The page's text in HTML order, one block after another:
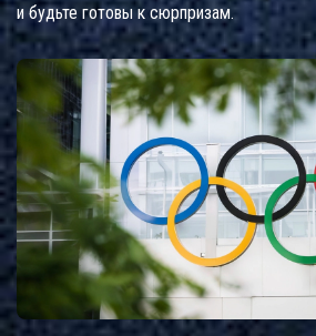
и будьте готовы к сюрпризам.